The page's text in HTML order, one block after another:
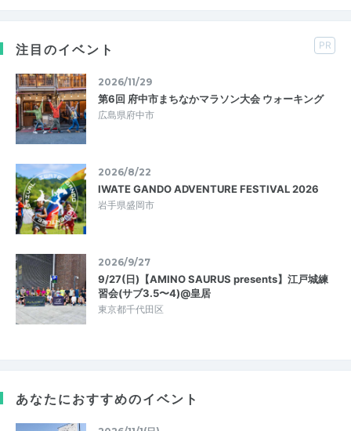
注目のイベント PR
2026/11/29
第6回 府中市まちなかマラソン大会 ウォーキング
広島県府中市
2026/8/22
IWATE GANDO ADVENTURE FESTIVAL 2026
岩手県盛岡市
2026/9/27
9/27(日)【AMINO SAURUS presents】江戸城練
習会(サブ3.5〜4)@皇居
東京都千代田区
あなたにおすすめのイベント